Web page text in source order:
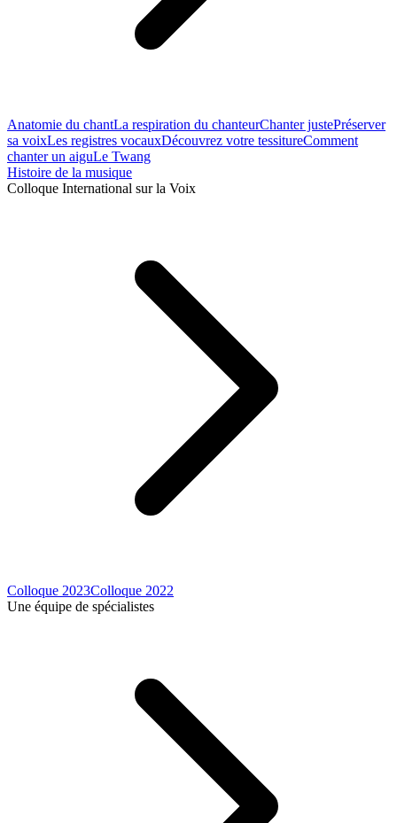
Anatomie du chantLa respiration du chanteurChanter justePréserver
sa voixLes registres vocauxDécouvrez votre tessitureComment
chanter un aiguLe Twang
Histoire de la musique
Colloque International sur la Voix
Colloque 2023Colloque 2022
Une équipe de spécialistes